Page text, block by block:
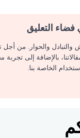
التعليق
والتبادل والحوار. من
بالإضافة إلى
الخاصة بنا.